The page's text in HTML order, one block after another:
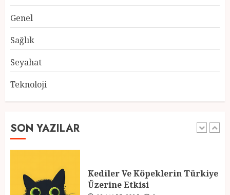
Genel
Sağlık
Seyahat
Teknoloji
SON YAZILAR
5
Ramazan Ayı 2025: Manevi
28 ŞUBAT 2025 0
1
21 MART 2025 0
Üzerine Etkisi
12 MART 2025